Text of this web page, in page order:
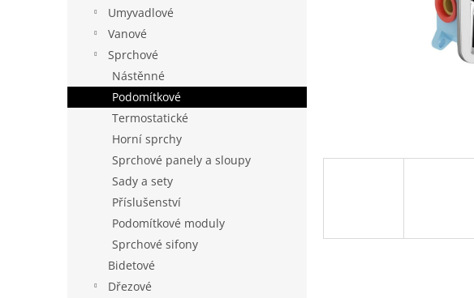
Umyvadlové
Vanové
Sprchové
Nástěnné
Podomítkové
Termostatické
Horní sprchy
Sprchové panely a sloupy
Sady a sety
Příslušenství
Podomítkové moduly
Sprchové sifony
Bidetové
Dřezové